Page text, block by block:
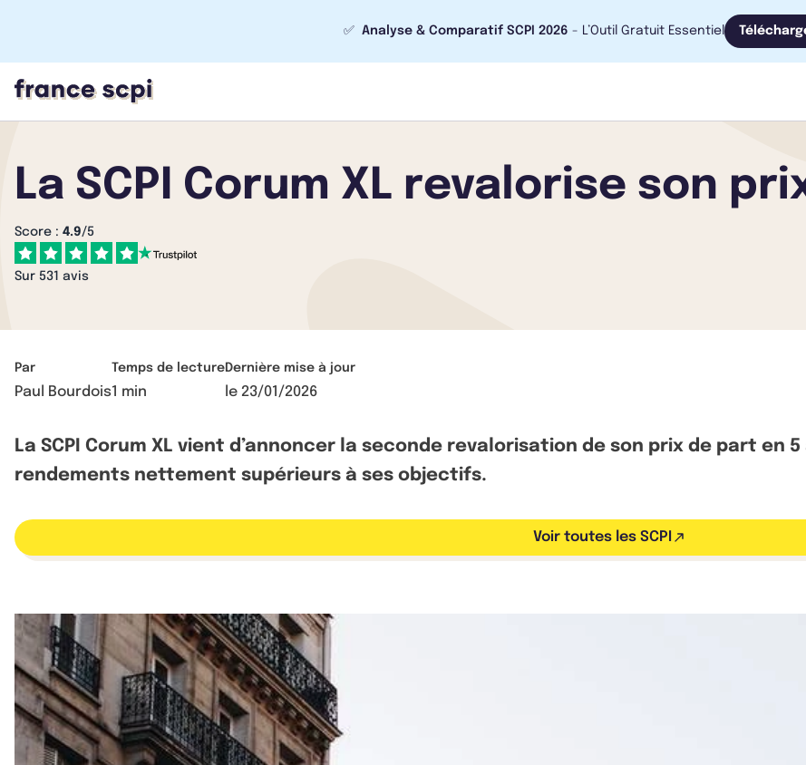
✅ Analyse & Comparatif SCPI 2026 - L’Outil Gratuit Essentiel
La SCPI Corum XL revalorise son
Score : 4.9/5
Sur 531 avis
Par
Paul Bourdois
Temps de lecture
1 min
Dernière mise à jour
le 23/01/2026
La SCPI Corum XL vient d’annoncer la seconde revalorisation de son prix de part en
rendements nettement supérieurs à ses objectifs.
Voir toutes les SCPI